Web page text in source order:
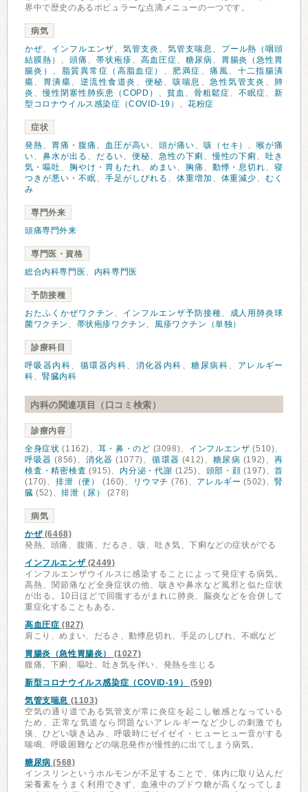
界中で歴史のあるポピュラーな点滴メニューの一つです。
病気
かぜ、 インフルエンザ、 気管支炎 、 気管支喘息 、
プール熱（咽頭
結膜熱） 、 頭痛 、 帯状疱疹、 高血圧症、 糖尿病、
胃腸炎（急性胃
腸炎） 、 脂質異常症（高脂血症） 、 肥満症 、痛風、 十二指腸潰
瘍、 胃潰瘍、 逆流性食道炎 、 便秘 、咳喘息 、急性気管支炎 、 肺
炎 、慢性閉塞性肺疾患（COPD） 、貧血 、骨粗鬆症、不眠症、新
型コロナウイルス感染症（COVID-19） 、花粉症
症状
発熱、 胃痛・腹痛 、 血圧が高い、 頭が痛い、 咳（セキ） 、喉が痛
い、 鼻水が出る 、 だるい、 便秘、 急性の下痢 、慢性の下痢 、吐き
気・嘔吐、 胸やけ・胃もたれ、 めまい、 胸痛 、 動悸・息切れ、寝
つきが悪い・不眠、 手足がしびれる 、 体重増加 、 体重減少、むく
み
専門外来
頭痛専門外来
専門医・資格
総合内科専門医、 内科専門医
予防接種
おたふくかぜワクチン 、 インフルエンザ予防接種、
成人用肺炎球
菌ワクチン 、 帯状疱疹ワクチン、 風疹ワクチン（単独）
診療科目
呼吸器内科、 循環器内科、 消化器内科 、糖尿病科、 アレルギー
科、腎臓内科
内科の関連項目（口コミ検索）
診療内容
全身症状 (1162)、 耳・鼻・のど (3098)、 インフルエンザ (510)、
呼吸器 (856)、 消化器 (1077)、循環器 (412)、糖尿病 (192)、再
検査・精密検査 (915)、 内分泌・代謝 (125)、 頭部・顔 (197)、首
(170)、排泄（便） (160)、 リウマチ (76)、 アレルギー (502)、腎
臓 (52)、排泄（尿） (278)
病気
かぜ(6468)
発熱、頭痛、腹痛、だるさ、咳、吐き気、下痢などの症状がでる
インフルエンザ(2449)
インフルエンザウイルスに感染することによって発症する病気。
高熱、関節痛など全身症状の他、咳きや鼻水など風邪と似た症状
が出る。10日ほどで回復するがまれに肺炎、脳炎などを合併して
重症化することもある。
高血圧症 (827)
肩こり、めまい、だるさ、動悸息切れ、手足のしびれ、不眠など
胃腸炎（急性胃腸炎）
(1027)
腹痛、下痢、嘔吐、吐き気を伴い、発熱を生じる
新型コロナウイルス感染症（COVID-19）
(590)
気管支喘息 (1103)
空気の通り道である気管支が常に炎症を起こし敏感となっている
ため、正常な気道なら問題ないアレルギーなど少しの刺激でも
痰、ひどい咳き込み、呼吸時にゼイゼイ・ヒューヒュー音がする
喘鳴、呼吸困難などの喘息発作が慢性的に出てしまう病気。
糖尿病 (568)
インスリンというホルモンが不足することで、体内に取り込んだ
栄養素をうまく利用できず、血液中のブドウ糖が高くなってしま